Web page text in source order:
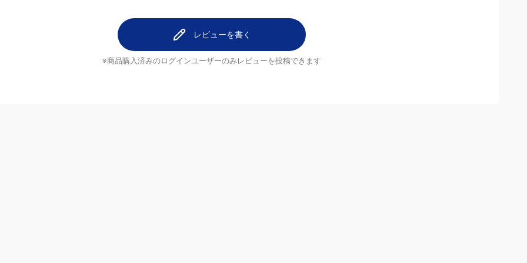
レビューを書く
※商品購入済みのログインユーザーのみ レビューを投稿できます